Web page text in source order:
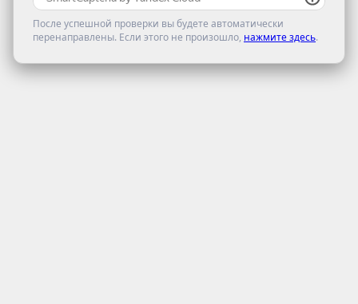
После успешной проверки вы будете автоматически
перенаправлены. Если этого не произошло, нажмите здесь.